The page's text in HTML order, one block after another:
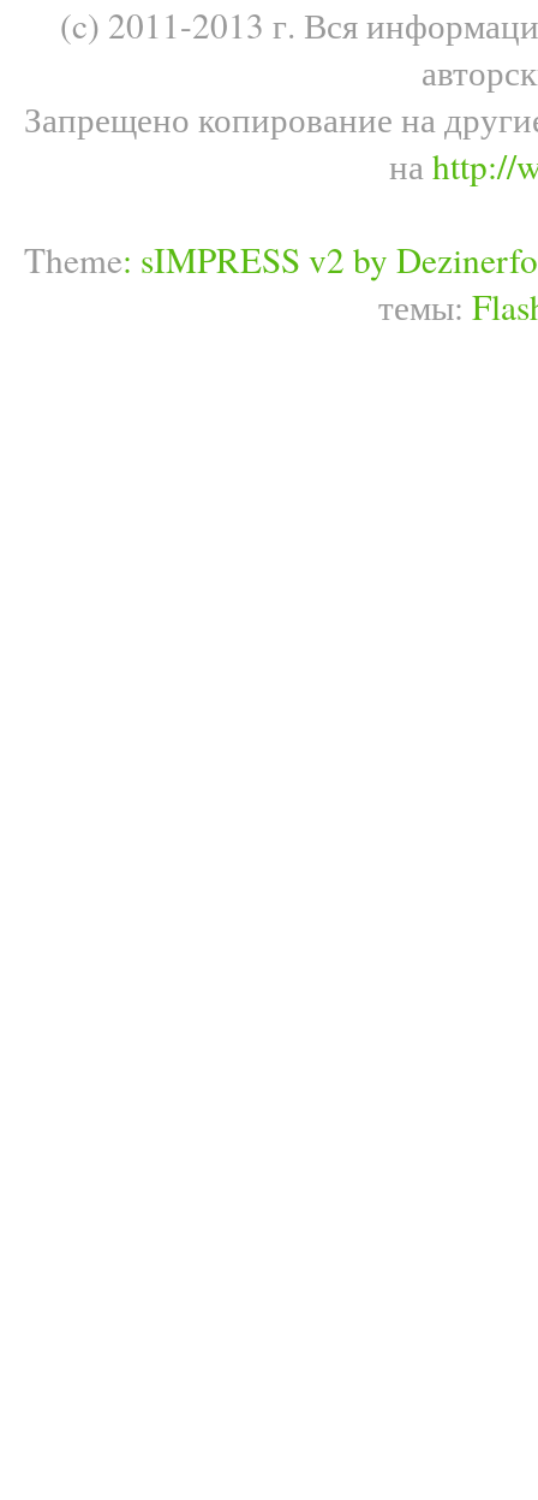
(c) 2011-2013 г. Вся
Запрещено копирование на
наhttp://
Theme: sIMPRESS v2 by
темы: